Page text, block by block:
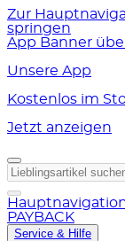
Zur
springen
App Banner
Unsere App
Kostenlos im
Jetzt anzeigen
PAYBACK
Service & Hilfe